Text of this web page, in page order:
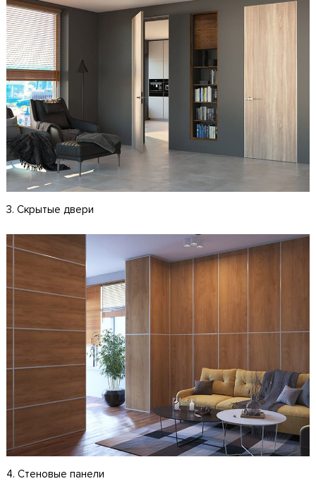
3. Скрытые двери
4. Стеновые панели